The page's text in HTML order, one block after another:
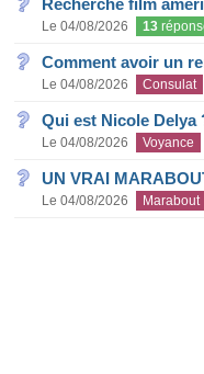
Recherche film
Le 04/08/2026 13
Comment avoir un
Le 04/08/2026 Consulat
Qui est Nicole Delya
Le 04/08/2026 Voyance
UN VRAI
Le 04/08/2026 Marabout